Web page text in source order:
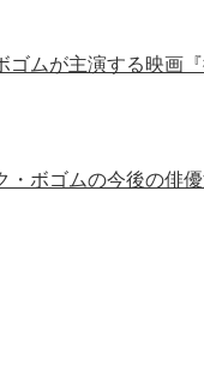
ゴムが主演する映画
・ボゴムの今後の俳